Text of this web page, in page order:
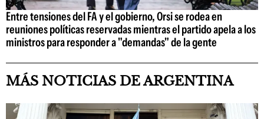
Entre tensiones del FA y el gobierno, Orsi se rodea en
reuniones políticas reservadas mientras el partido apela a los
ministros para responder a "demandas" de la gente
MÁS NOTICIAS DE ARGENTINA